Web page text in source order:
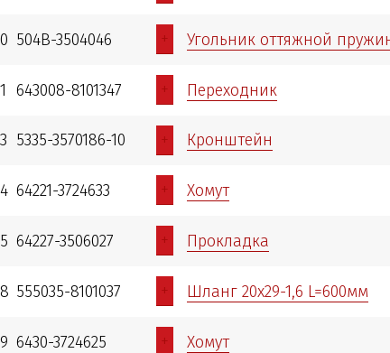
504B-3504046 + Угольник оттяжной
643008-8101347 + Переходник
5335-3570186-10 + Кронштейн
64221-3724633 + Хомут
64227-3506027 + Прокладка
555035-8101037 + Шланг 20х29-1,6 L=600мм
6430-3724625 + Хомут